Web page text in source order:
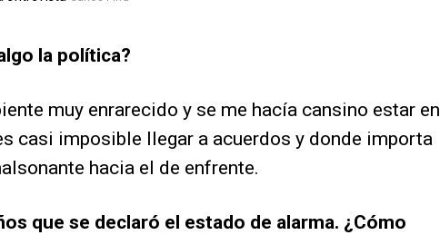
la política?
muy enrarecido y se me hacía cansino estar en
casi imposible llegar a acuerdos y donde importa
hacia el de enfrente.
que se declaró el estado de alarma. ¿Cómo